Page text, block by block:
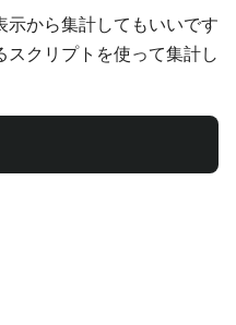
示から集計してもいいです
スクリプトを使って集計し